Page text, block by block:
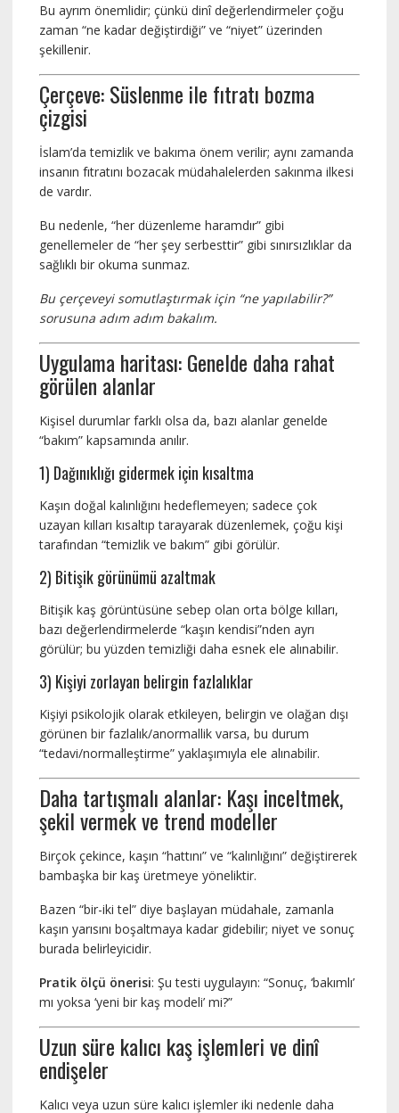
Bu ayrım önemlidir; çünkü dinî değerlendirmeler çoğu
zaman “ne kadar değiştirdiği” ve “niyet” üzerinden
şekillenir.
Çerçeve: Süslenme ile fıtratı bozma
çizgisi
İslam’da temizlik ve bakıma önem verilir; aynı zamanda
insanın fıtratını bozacak müdahalelerden sakınma ilkesi
de vardır.
Bu nedenle, “her düzenleme haramdır” gibi
genellemeler de “her şey serbesttir” gibi sınırsızlıklar da
sağlıklı bir okuma sunmaz.
Bu çerçeveyi somutlaştırmak için “ne yapılabilir?”
sorusuna adım adım bakalım.
Uygulama haritası: Genelde daha rahat
görülen alanlar
Kişisel durumlar farklı olsa da, bazı alanlar genelde
“bakım” kapsamında anılır.
1) Dağınıklığı gidermek için kısaltma
Kaşın doğal kalınlığını hedeflemeyen; sadece çok
uzayan kılları kısaltıp tarayarak düzenlemek, çoğu kişi
tarafından “temizlik ve bakım” gibi görülür.
2) Bitişik görünümü azaltmak
Bitişik kaş görüntüsüne sebep olan orta bölge kılları,
bazı değerlendirmelerde “kaşın kendisi”nden ayrı
görülür; bu yüzden temizliği daha esnek ele alınabilir.
3) Kişiyi zorlayan belirgin fazlalıklar
Kişiyi psikolojik olarak etkileyen, belirgin ve olağan dışı
görünen bir fazlalık/anormallik varsa, bu durum
“tedavi/normalleştirme” yaklaşımıyla ele alınabilir.
Daha tartışmalı alanlar: Kaşı inceltmek,
şekil vermek ve trend modeller
Birçok çekince, kaşın “hattını” ve “kalınlığını” değiştirerek
bambaşka bir kaş üretmeye yöneliktir.
Bazen “bir-iki tel” diye başlayan müdahale, zamanla
kaşın yarısını boşaltmaya kadar gidebilir; niyet ve sonuç
burada belirleyicidir.
Pratik ölçü önerisi: Şu testi uygulayın: “Sonuç, ‘bakımlı’
mı yoksa ‘yeni bir kaş modeli’ mi?”
Uzun süre kalıcı kaş işlemleri ve dinî
endişeler
Kalıcı veya uzun süre kalıcı işlemler iki nedenle daha